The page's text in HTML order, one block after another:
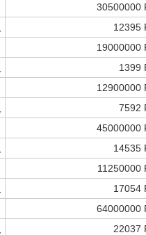
30500000
12395
19000000
1399
12900000
7592
45000000
14535
11250000
17054
64000000
22037